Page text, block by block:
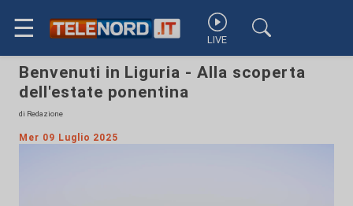
☰ LIVE
Benvenuti in Liguria - Alla scoperta
dell'estate ponentina
di Redazione
Mer 09 Luglio 2025